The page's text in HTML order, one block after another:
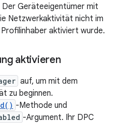
Geräteeigentümer mit
Netzwerkaktivität nicht im
aktiviert wurde.
aktivieren
auf, um mit dem
zu beginnen.
-Methode und
-Argument. Ihr DPC